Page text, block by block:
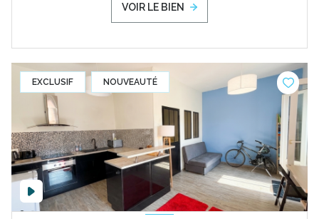
VOIR LE BIEN
EXCLUSIF NOUVEAUTÉ